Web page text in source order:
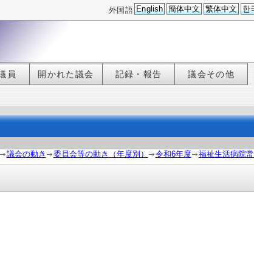
外国語 English 簡体中文 繁体中文 한
員 開かれた議会 記録・報告 議会その他
議会の動き 委員会等の動き（年度別） 令和6年度 福祉生活病院